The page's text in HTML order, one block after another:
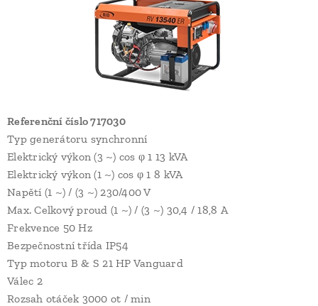
Referenční číslo 717030
Typ generátoru synchronní
Elektrický výkon (3 ~) cos φ 1 13 kVA
Elektrický výkon (1 ~) cos φ 1 8 kVA
Napětí (1 ~) / (3 ~) 230/400 V
Max. Celkový proud (1 ~) / (3 ~) 30,4 / 18,8 A
Frekvence 50 Hz
Bezpečnostní třída IP54
Typ motoru B & S 21 HP Vanguard
Válec 2
Rozsah otáček 3000 ot / min